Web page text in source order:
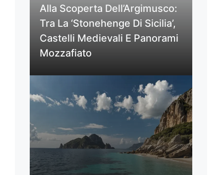
Alla Scoperta Dell’Argimusco:
Tra La ‘Stonehenge Di Sicilia’,
Castelli Medievali E Panorami
Mozzafiato